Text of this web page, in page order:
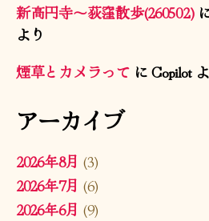
新高円寺〜荻窪散歩(260502)
より
煙草とカメラってにCopilot
アーカイブ
2026年8月 (3)
2026年7月 (6)
2026年6月 (9)